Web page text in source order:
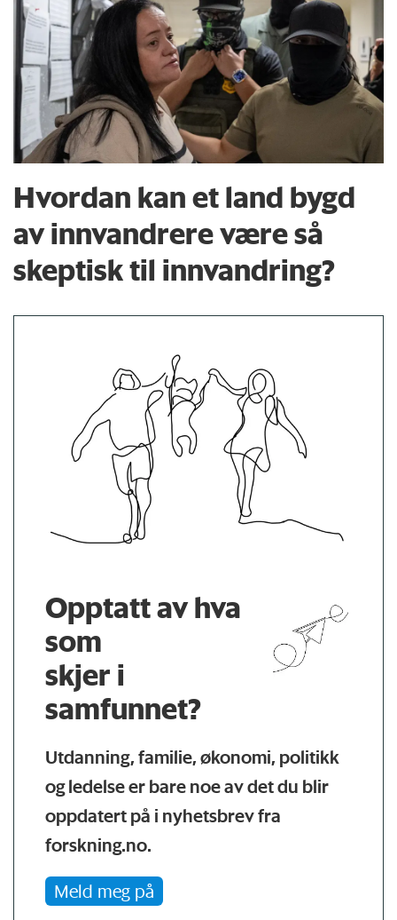
Hvordan kan et land bygd
av innvandrere være så
skeptisk til innvandring?
Opptatt av hva
som
skjer i
samfunnet?
Utdanning, familie, økonomi, politikk
og ledelse er bare noe av det du blir
oppdatert på i nyhetsbrev fra
forskning.no.
Meld meg på